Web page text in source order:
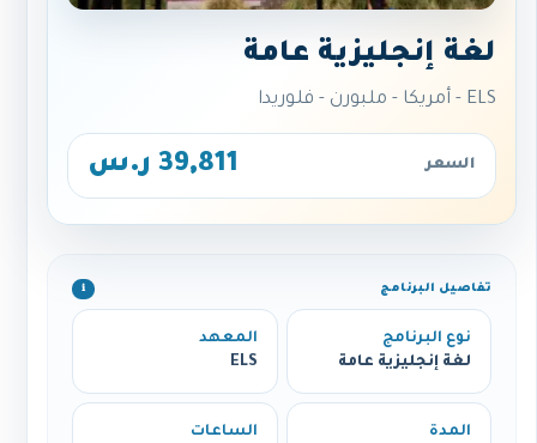
لغة إنجليزية عامة
ELS - أمريكا - ملبورن - فلوريدا
السعر 39,811 ر.س
تفاصيل البرنامج ℹ️
نوع البرنامج
لغة إنجليزية عامة
المعهد
ELS
المدة
الساعات